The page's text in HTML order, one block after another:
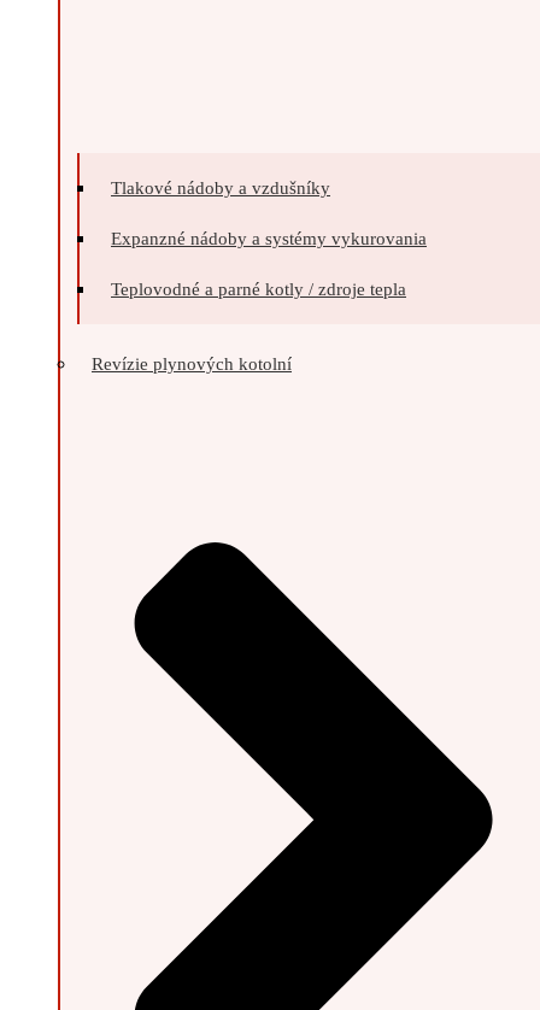
Tlakové nádoby a vzdušníky
Expanzné nádoby a systémy vykurovania
Teplovodné a parné kotly / zdroje tepla
Revízie plynových kotolní